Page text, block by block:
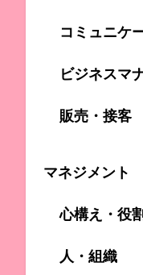
コミュニケ
ビジネスマ
販売・接客
マネジメント
心構え・役割
人・組織